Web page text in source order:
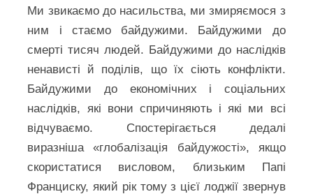
Ми звикаємо до насильства, ми змиряємося з
ним і стаємо байдужими. Байдужими до
смерті тисяч людей. Байдужими до наслідків
ненависті й поділів, що їх сіють конфлікти.
Байдужими до економічних і соціальних
наслідків, які вони спричиняють і які ми всі
відчуваємо. Спостерігається дедалі
виразніша «глобалізація байдужості», якщо
скористатися висловом, близьким Папі
Франциску, який рік тому з цієї лоджії звернув